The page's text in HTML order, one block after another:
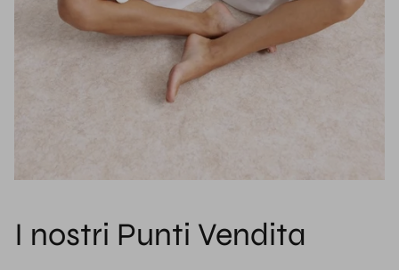
I nostri Punti Vendita